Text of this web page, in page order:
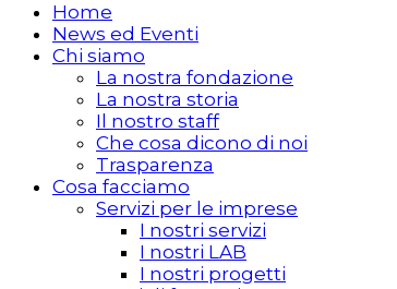
Home
News ed Eventi
Chi siamo
La nostra fondazione
La nostra storia
Il nostro staff
Che cosa dicono di noi
Trasparenza
Cosa facciamo
Servizi per le imprese
I nostri servizi
I nostri LAB
I nostri progetti